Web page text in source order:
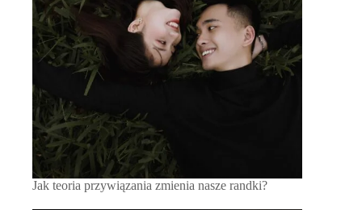
Jak teoria przywiązania zmienia nasze randki?